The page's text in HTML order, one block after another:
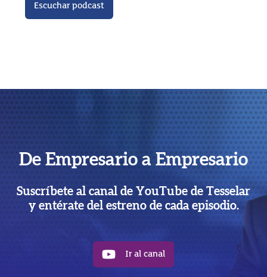
Escuchar podcast
De Empresario a Empresario
Suscríbete al canal de YouTube de Tesselar
y entérate del estreno de cada episodio.
Ir al canal